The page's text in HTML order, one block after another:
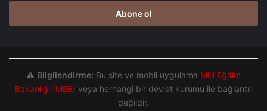
⚠️ Bilgilendirme: Bu site ve mobil uygulama Millî Eğitim
Bakanlığı (MEB) veya herhangi bir devlet kurumu ile bağlantılı
değildir.